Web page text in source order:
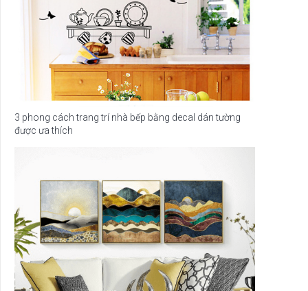
3 phong cách trang trí nhà bếp bằng decal dán tường
được ưa thích